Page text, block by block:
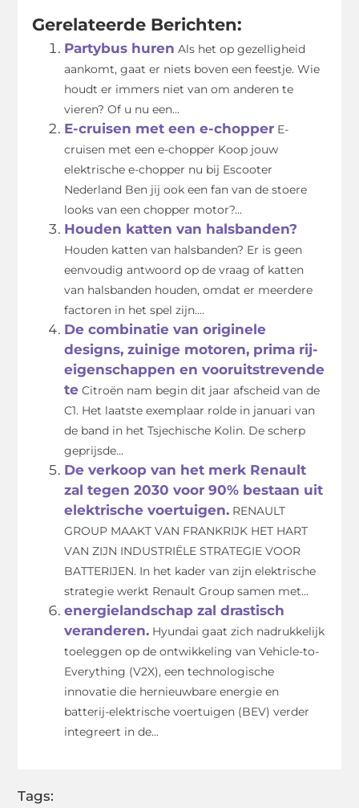
Gerelateerde Berichten:
Partybus huren Als het op gezelligheid
aankomt, gaat er niets boven een feestje. Wie
houdt er immers niet van om anderen te
vieren? Of u nu een...
E-cruisen met een e-chopper E-
cruisen met een e-chopper Koop jouw
elektrische e-chopper nu bij Escooter
Nederland Ben jij ook een fan van de stoere
looks van een chopper motor?...
Houden katten van halsbanden?
Houden katten van halsbanden? Er is geen
eenvoudig antwoord op de vraag of katten
van halsbanden houden, omdat er meerdere
factoren in het spel zijn....
De combinatie van originele
designs, zuinige motoren, prima rij-
eigenschappen en vooruitstrevende
te Citroën nam begin dit jaar afscheid van de
C1. Het laatste exemplaar rolde in januari van
de band in het Tsjechische Kolin. De scherp
geprijsde...
De verkoop van het merk Renault
zal tegen 2030 voor 90% bestaan uit
elektrische voertuigen. RENAULT
GROUP MAAKT VAN FRANKRIJK HET HART
VAN ZIJN INDUSTRIËLE STRATEGIE VOOR
BATTERIJEN. In het kader van zijn elektrische
strategie werkt Renault Group samen met...
energielandschap zal drastisch
veranderen. Hyundai gaat zich nadrukkelijk
toeleggen op de ontwikkeling van Vehicle-to-
Everything (V2X), een technologische
innovatie die hernieuwbare energie en
batterij-elektrische voertuigen (BEV) verder
integreert in de...
Tags: